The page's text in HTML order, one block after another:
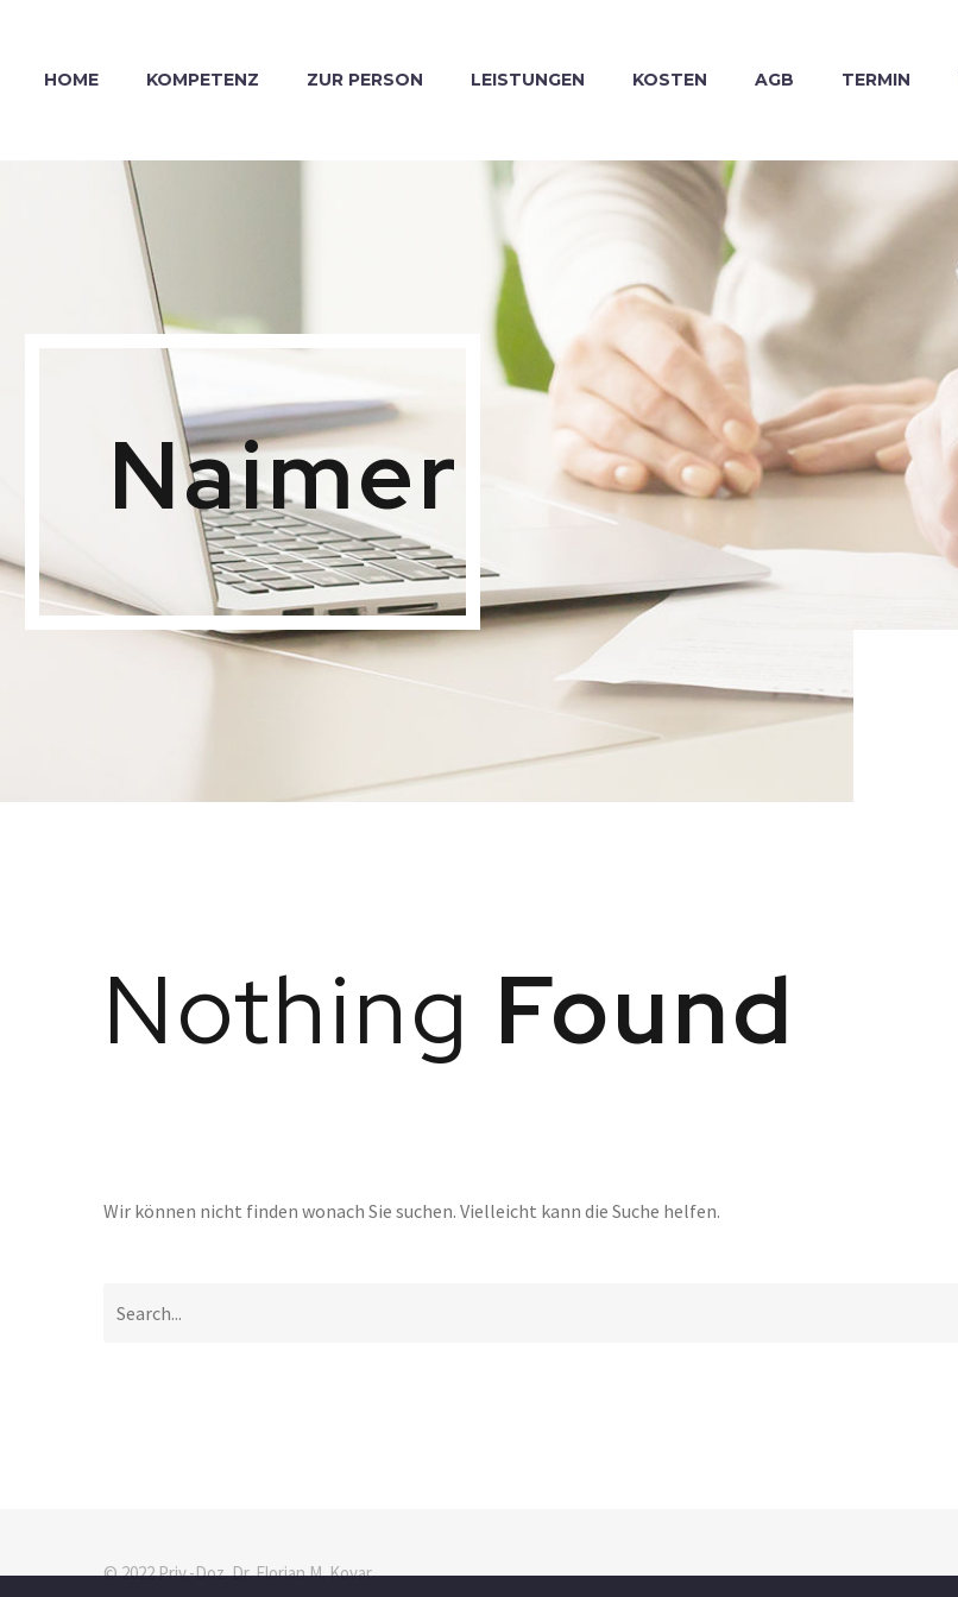
HOME KOMPETENZ ZUR PERSON LEISTUNGEN KOSTEN AGB TERMIN
Naimer
Nothing Found
Wir können nicht finden wonach Sie suchen. Vielleicht kann die Suche helfen.
© 2022 Priv.-Doz. Dr. Florian M. Kovar